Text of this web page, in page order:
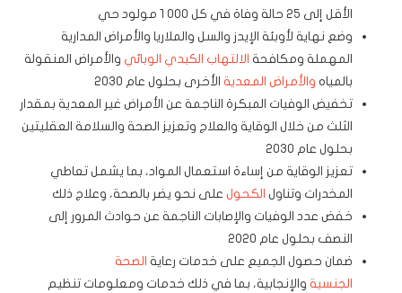
الأقل إلى 25 حالة وفاة في كل 000 1 مولود حي
وضع نهاية لأوبئة الإيدز والسل والملاريا والأمراض المدارية
المهملة ومكافحة الالتهاب الكبدي الوبائي والأمراض المنقولة
بالمياه والأمراض المعدية الأخرى بحلول عام 2030
تخفيض الوفيات المبكرة الناجمة عن الأمراض غير المعدية بمقدار
الثلث من خلال الوقاية والعلاج وتعزيز الصحة والسلامة العقليتين
بحلول عام 2030
تعزيز الوقاية من إساءة استعمال المواد، بما يشمل تعاطي
المخدرات وتناول الكحول على نحو يضر بالصحة، وعلاج ذلك
خفض عدد الوفيات والإصابات الناجمة عن حوادث المرور إلى
النصف بحلول عام 2020
ضمان حصول الجميع على خدمات رعاية الصحة
الجنسية والإنجابية، بما في ذلك خدمات ومعلومات تنظيم